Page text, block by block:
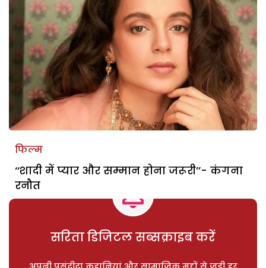
फिल्म
‘‘शादी में प्यार और सम्मान होना जरूरी’’- कंगना
रनौत
सरिता डिजिटल सब्सक्राइब करें